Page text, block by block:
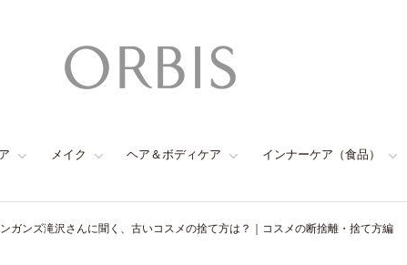
メイク ヘア＆ボディケア インナーケア（食品）
ガンズ滝沢さんに聞く、古いコスメの捨て方は？｜コスメの断捨離・捨て方編